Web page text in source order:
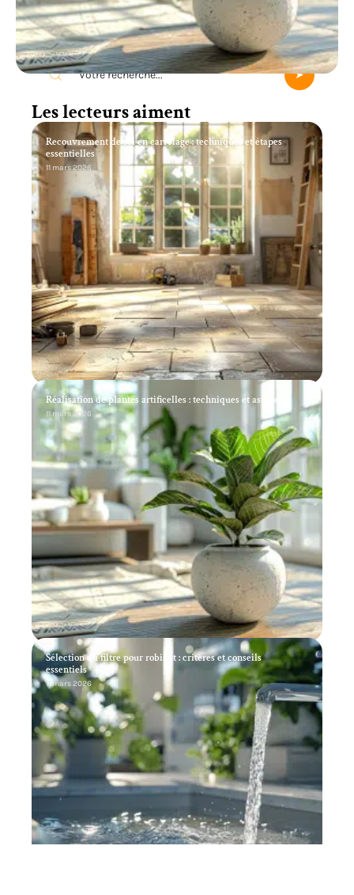
Recherche
Les lecteurs aiment
Recouvrement de sol en carrelage : techniques et étapes
essentielles
11 mars 2026
Réalisation de plantes artificelles : techniques et astuces
11 mars 2026
Sélection du filtre pour robinet : critères et conseils
essentiels
11 mars 2026